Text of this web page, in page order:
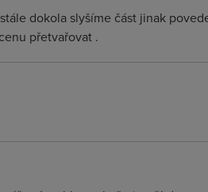
dokola slyšíme část jinak
přetvařovat .